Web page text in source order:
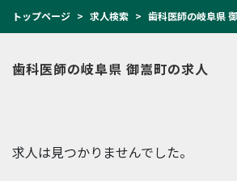
トップページ 求人検索 歯科医師の岐阜県
歯科医師の岐阜県 御嵩町の求人
求人は見つかりませんでした。